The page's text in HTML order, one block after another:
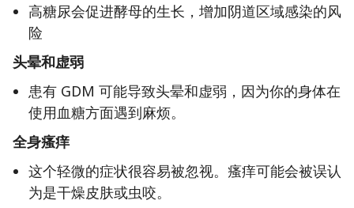
高糖尿会促进酵母的生长，增加阴道区域感染的风
险
头晕和虚弱
患有 GDM 可能导致头晕和虚弱，因为你的身体在
使用血糖方面遇到麻烦。
全身瘙痒
这个轻微的症状很容易被忽视。瘙痒可能会被误认
为是干燥皮肤或虫咬。